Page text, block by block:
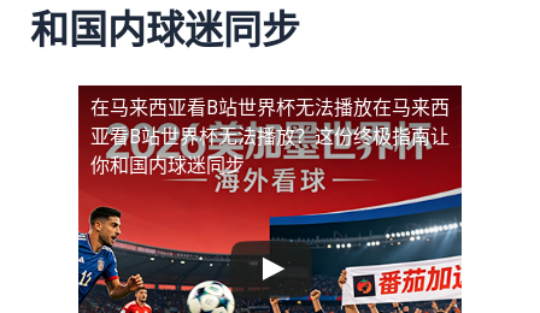
和国内球迷同步
在马来西亚看B站世界杯无法播放在马来西
亚看B站世界杯无法播放？这份终极指南让
你和国内球迷同步